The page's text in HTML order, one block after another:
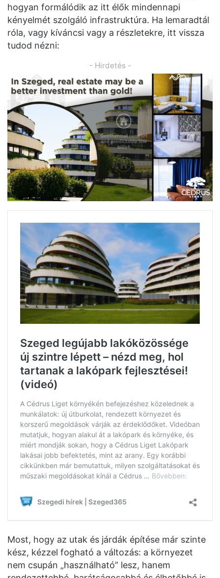
hogyan formálódik az itt élők mindennapi
kényelmét szolgáló infrastruktúra. Ha lemaradtál
róla, vagy kíváncsi vagy a részletekre, itt vissza
tudod nézni:
- Hirdetés -
Most, hogy az utak és járdák építése már szinte
kész, kézzel fogható a változás: a környezet
nem csupán „használható” lesz, hanem